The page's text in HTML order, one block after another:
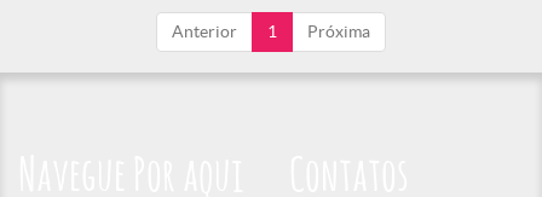
Anterior 1 Próxima